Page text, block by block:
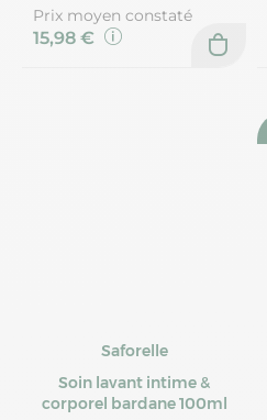
Prix moyen constaté
15,98 €
Saforelle
Soin lavant intime &
corporel bardane 100ml